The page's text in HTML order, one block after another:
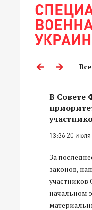
В Совете
13:36 20 июля
За
законов,
участников
начальном